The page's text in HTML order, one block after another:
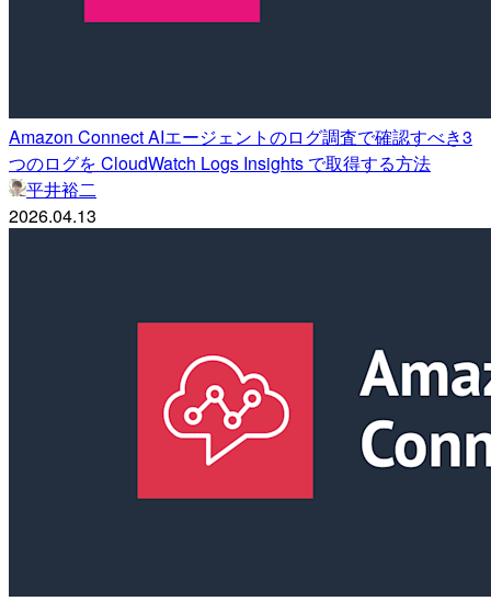
Amazon Connect AIエージェントのログ調査で確認すべき3
つのログを CloudWatch Logs Insights で取得する方法
平井裕二
2026.04.13